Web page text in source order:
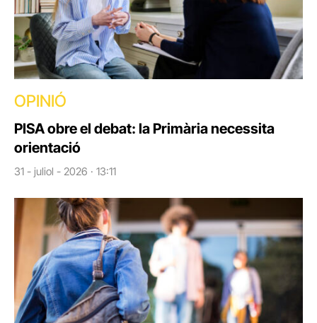
OPINIÓ
PISA obre el debat: la Primària necessita
orientació
31 - juliol - 2026 · 13:11